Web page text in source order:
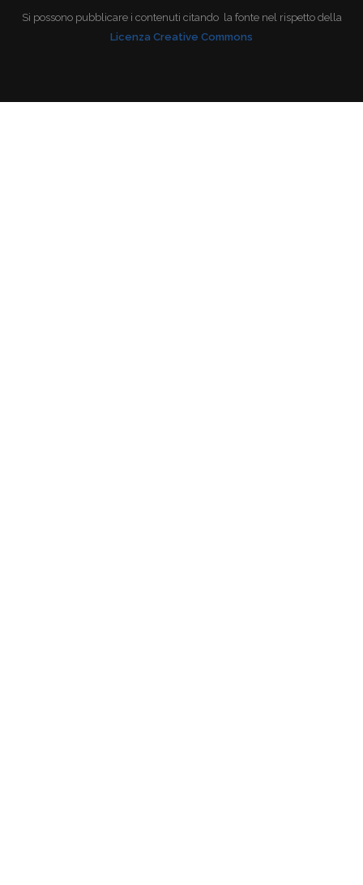
Si possono pubblicare i contenuti citando la fonte nel rispetto della
Licenza Creative Commons